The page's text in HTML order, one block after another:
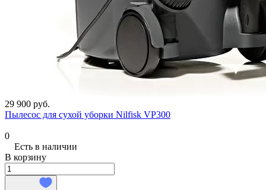
29 900 руб.
Пылесос для сухой уборки Nilfisk VP300
0
Есть в наличии
В корзину